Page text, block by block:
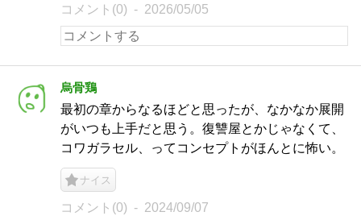
コメント(0) 2026/05/05
烏骨鶏
最初の章からなるほどと思ったが、なかなか展開
がいつも上手だと思う。復讐屋とかじゃなくて、
コワガラセル、ってコンセプトがほんとに怖い。
ナイス
コメント(0) 2024/09/07